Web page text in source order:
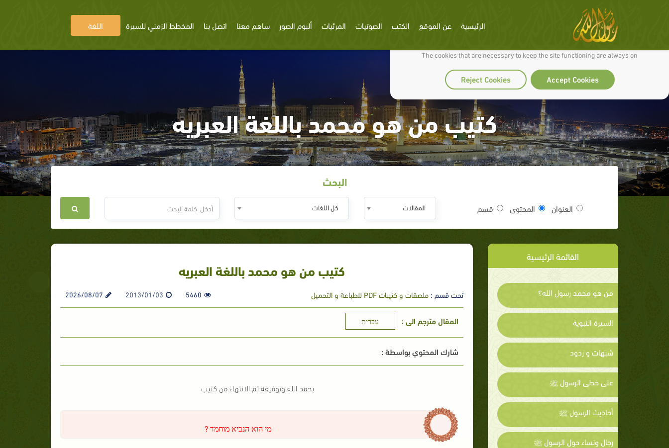
We use cookies to make our site work well for you and so we can continually improve it.
The cookies that are necessary to keep the site functioning are always on
Accept Cookies
Reject Cookies
الرئيسية عن الموقع الكتب الصوتيات المرئيات ألبوم الصور ساهم معنا اتصل بنا المخطط الزمني للسيرة اللغة
كتيب من هو محمد باللغة العبريه
البحث
العنوان المحتوى قسم المقالات كل اللغات
القائمة الرئيسية
من هو محمد رسول الله؟
السيرة النبوية
شبهات و ردود
على خطى الرسول ﷺ
أحاديث الرسول ﷺ
رجال ونساء حول الرسول ﷺ
كتيب من هو محمد باللغة العبريه
تحت قسم :ملصقات و كتيبات PDF للطباعة و التحميل 5460
2013/01/03
2026/08/07
المقال مترجم الى : עברית
شارك المحتوي بواسطة :
بحمد الله وتوفيقه تم الانتهاء من كتيب
מי הוא הנביא מוחמד ?